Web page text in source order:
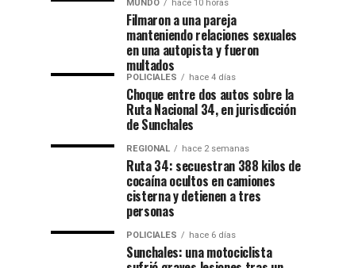
MUNDO hace 10 horas
Filmaron a una pareja
manteniendo relaciones sexuales
en una autopista y fueron
multados
POLICIALES hace 4 días
Choque entre dos autos sobre la
Ruta Nacional 34, en jurisdicción
de Sunchales
REGIONAL hace 2 semanas
Ruta 34: secuestran 388 kilos de
cocaína ocultos en camiones
cisterna y detienen a tres
personas
POLICIALES hace 6 días
Sunchales: una motociclista